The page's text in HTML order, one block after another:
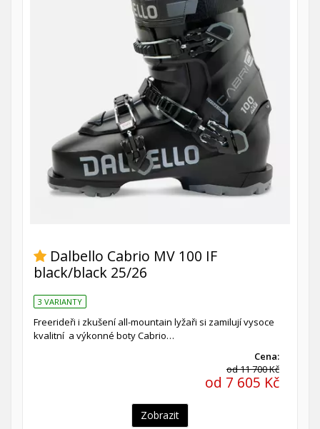
Dalbello Cabrio MV 100 IF
black/black 25/26
3 VARIANTY
Freerideři i zkušení all-mountain lyžaři si zamilují vysoce
kvalitní a výkonné boty Cabrio…
Cena:
od 11 700 Kč
od 7 605 Kč
Zobrazit